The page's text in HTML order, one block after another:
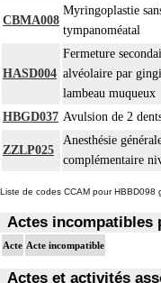
CBMA008
Myringoplastie
tympanoméatal
HASD004
Fermeture
alvéolaire par
lambeau muqueux
HBGD037 Avulsion de 2
ZZLP025
Anesthésie
complémentaire
Liste de codes CCAM pour
Actes incompatibles
Acte Acte incompatible
Actes et activités